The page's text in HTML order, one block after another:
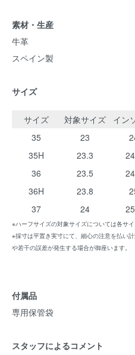
素材・生産
牛革
スペイン製
サイズ
サイズ 対象サイズ イン
35
23
35H
23.3
36
23.5
36H
23.8
37
24
※ハーフサイズの対象サイズについては各サ
※採寸は平置き実寸にて、細心の注意を払い
や若干の誤差が発生する場合が御座います。
付属品
専用保管袋
スタッフによるコメント